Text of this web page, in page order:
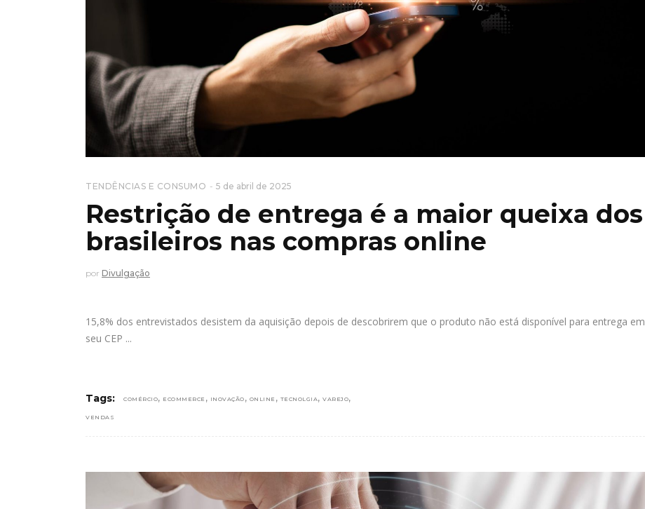
TENDÊNCIAS E CONSUMO 5 de abril de 2025
Restrição de entrega é a maior queixa dos
brasileiros nas compras online
por Divulgação
15,8% dos entrevistados desistem da aquisição depois de descobrirem que o produto não está disponível para entrega em
seu CEP
Tags: COMÉRCIO, ECOMMERCE , INOVAÇÃO , ONLINE , TECNOLGIA, VAREJO,
VENDAS